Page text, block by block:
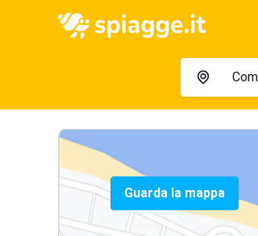
Guarda la mappa